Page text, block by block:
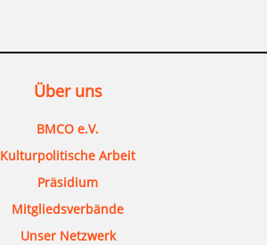
Über uns
BMCO e.V.
Kulturpolitische Arbeit
Präsidium
Mitgliedsverbände
Unser Netzwerk